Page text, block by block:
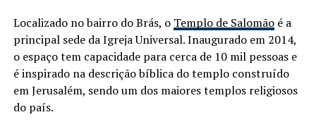
Localizado no bairro do Brás, o Templo de Salomãoé a
principal sede da Igreja Universal. Inaugurado em 2014,
o espaço tem capacidade para cerca de 10 mil pessoas e
é inspirado na descrição bíblica do templo construído
em Jerusalém, sendo um dos maiores templos religiosos
do país.